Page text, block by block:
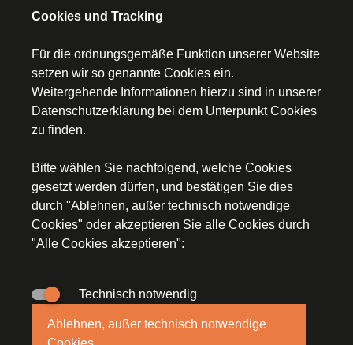
Startseite
Impressum
Datenschutz
97318 Kitzingen, E-Mail:steuerkanzlei(at)stb-segerer-
Cookies und Tracking
Für die ordnungsgemäße Funktion unserer Website
setzen wir so genannte Cookies ein.
Weitergehende Informationen hierzu sind in unserer
Datenschutzerklärung bei dem Unterpunkt Cookies
zu finden.
Bitte wählen Sie nachfolgend, welche Cookies
gesetzt werden dürfen, und bestätigen Sie dies
durch "Ablehnen, außer technisch notwendige
Cookies" oder akzeptieren Sie alle Cookies durch
"Alle Cookies akzeptieren":
Technisch notwendig
Ablehnen, außer technisch notwendige